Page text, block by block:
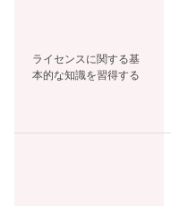
ライセンスに関する基
本的な知識を習得する